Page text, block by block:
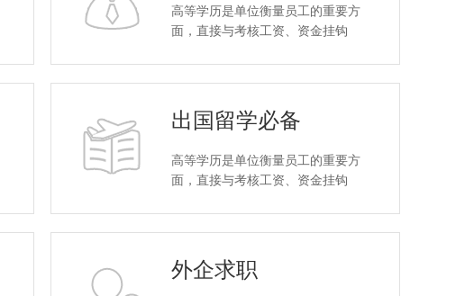
高等学历是单位衡量员工的重要方
面，直接与考核工资、资金挂钩
出国留学必备
高等学历是单位衡量员工的重要方
面，直接与考核工资、资金挂钩
外企求职